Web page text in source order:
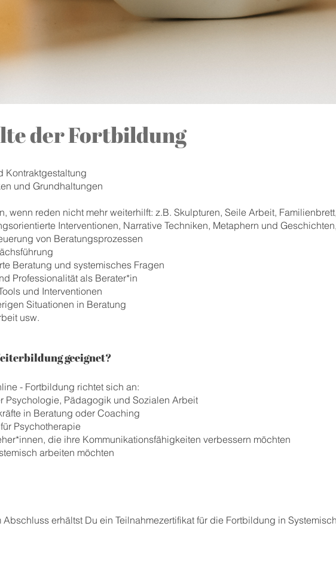
der Fortbildung
Kontraktgestaltung
und Grundhaltungen
wenn reden nicht mehr weiterhilft: z.B. Skulpturen, Seile Arbeit,
Interventionen, Narrative Techniken, Metaphern und
von Beratungsprozessen
Beratung und systemisches Fragen
Professionalität als Berater*in
und Interventionen
Situationen in Beratung
usw.
geeignet?
- Fortbildung richtet sich an:
Psychologie, Pädagogik und Sozialen Arbeit
in Beratung oder Coaching
Psychotherapie
die ihre Kommunikationsfähigkeiten verbessern möchten
arbeiten möchten
erhältst Du ein Teilnahmezertifikat für die Fortbildung in